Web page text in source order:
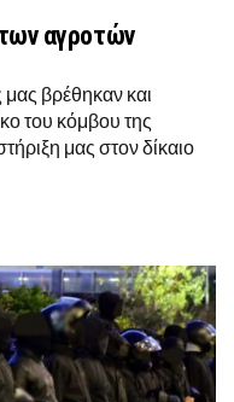
αγροτών
μας βρέθηκαν και
του κόμβου της
μας στον δίκαιο